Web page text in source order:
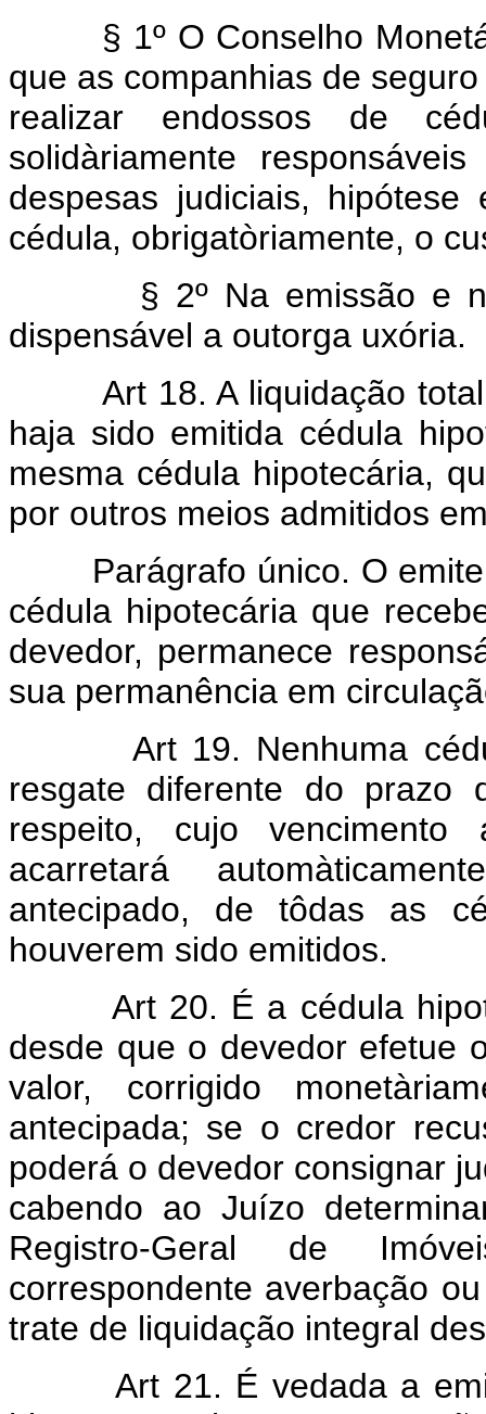
§ 1º O Conselho
que as companhias de
realizar endossos de
solidàriamente
despesas judiciais,
cédula, obrigatòriamente, o
§ 2º Na emissão e no
dispensável a outorga uxória.
Art 18. A liquidação total
haja sido emitida cédula
mesma cédula hipotecária,
por outros meios admitidos
Parágrafo único. O
cédula hipotecária que
devedor, permanece
sua permanência em
Art 19. Nenhuma
resgate diferente do prazo
respeito, cujo vencimento
acarretará
antecipado, de tôdas as
houverem sido emitidos.
Art 20. É a cédula
desde que o devedor efetue
valor, corrigido
antecipada; se o credor
poderá o devedor consignar
cabendo ao Juízo
Registro-Geral de
correspondente averbação
trate de liquidação integral
Art 21. É vedada a